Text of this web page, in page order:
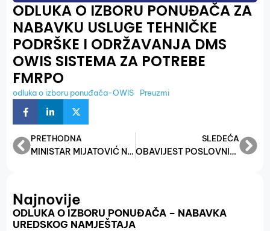
ODLUKA O IZBORU PONUĐAČA ZA
NABAVKU USLUGE TEHNIČKE
PODRŠKE I ODRŽAVANJA DMS
OWIS SISTEMA ZA POTREBE
FMRPO
odluka o izboru ponuđača-OWIS Preuzmi
PRETHODNA
MINISTAR MIJATOVIĆ NA EKONOMSKOM FORUMU: POTREBNO JE DA PRIPREMIMO BH EKONOMIJU ZA ULAZAK U EU
SLEDEĆA
OBAVIJEST POSLOVNIM SUBJEKTIMA O PRIGOVORIMA ZADRUGA I PRIVATNIH USTANOVA NA KONAČNU LISTU ZA KORISNIKE FINANSIJSKE POMOĆI ZA MJESEC JANUAR 2025 GODINE NA OSNOVU UREDBE O MJERAMA FINANSIJSKE POMOĆI PRIVATNIM POSLODAVCIMA, OBRTIMA I OSTALIM SAMOSTALNIM DJELATNOSTIMA U FEDERACIJI BIH U CILJU ODRŽAVANJA POSTOJEĆIH RADNIH MJESTA ZA 2025. GODINU
Najnovije
ODLUKA O IZBORU PONUĐAČA – NABAVKA
UREDSKOG NAMJEŠTAJA